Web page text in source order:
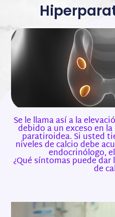
Se le llama así a la
debido a un exceso en
paratiroidea. Si usted
niveles de calcio debe
endocrinólogo,
¿Qué síntomas puede
de